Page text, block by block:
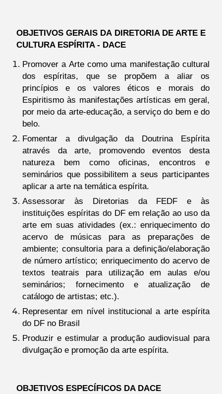
OBJETIVOS GERAIS DA DIRETORIA DE ARTE E
CULTURA ESPÍRITA - DACE
Promover a Arte como uma manifestação cultural
dos espíritas, que se propõem a aliar os
princípios e os valores éticos e morais do
Espiritismo às manifestações artísticas em geral,
por meio da arte-educação, a serviço do bem e do
belo.
Fomentar a divulgação da Doutrina Espírita
através da arte, promovendo eventos desta
natureza bem como oficinas, encontros e
seminários que possibilitem a seus participantes
aplicar a arte na temática espírita.
Assessorar às Diretorias da FEDF e às
instituições espíritas do DF em relação ao uso da
arte em suas atividades (ex.: enriquecimento do
acervo de músicas para as preparações de
ambiente; consultoria para a definição/elaboração
de número artístico; enriquecimento do acervo de
textos teatrais para utilização em aulas e/ou
seminários; fornecimento e atualização de
catálogo de artistas; etc.).
Representar em nível institucional a arte espírita
do DF no Brasil
Produzir e estimular a produção audiovisual para
divulgação e promoção da arte espírita.
OBJETIVOS ESPECÍFICOS DA DACE